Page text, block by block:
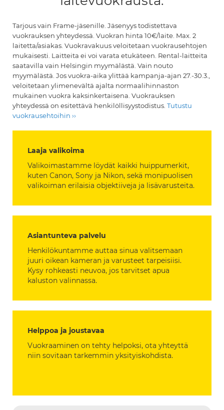
Tarjous vain Frame-jäsenille. Jäsenyys todistettava
vuokrauksen yhteydessä. Vuokran hinta 10€/laite. Max. 2
laitetta/asiakas. Vuokravakuus veloitetaan vuokrausehtojen
mukaisesti. Laitteita ei voi varata etukäteen. Rental-laitteita
saatavilla vain Helsingin myymälästä. Vain nouto
myymälästä. Jos vuokra-aika ylittää kampanja-ajan 27.-30.3.,
veloitetaan ylimenevältä ajalta normaalihinnaston
mukainen vuokra kaksinkertaisena. Vuokrauksen
yhteydessä on esitettävä henkilöllisyystodistus. Tutustu
vuokrausehtoihin ››
Laaja valikoima
Valikoimastamme löydät kaikki huippumerkit,
kuten Canon, Sony ja Nikon, sekä monipuolisen
valikoiman erilaisia objektiiveja ja lisävarusteita.
Asiantunteva palvelu
Henkilökuntamme auttaa sinua valitsemaan
juuri oikean kameran ja varusteet tarpeisiisi.
Kysy rohkeasti neuvoa, jos tarvitset apua
kaluston valinnassa.
Helppoa ja joustavaa
Vuokraaminen on tehty helpoksi, ota yhteyttä
niin sovitaan tarkemmin yksityiskohdista.